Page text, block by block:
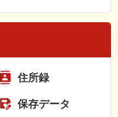
住所録
保存データ